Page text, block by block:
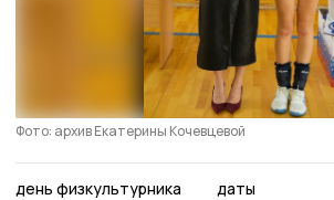
Фото: архив Екатерины Кочевцевой
день физкультурника даты